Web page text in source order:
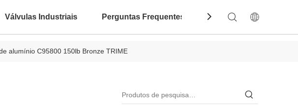
Válvulas Industriais Perguntas Frequentes Contate-Nos
alumínio C95800 150lb Bronze TRIME